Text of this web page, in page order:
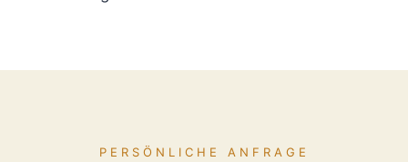
PERSÖNLICHE ANFRAGE